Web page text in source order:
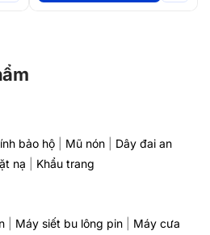
bảo hộ Mũ nón
Dây đai an
nạ Khẩu trang
Máy siết bu lông pin
Máy cưa